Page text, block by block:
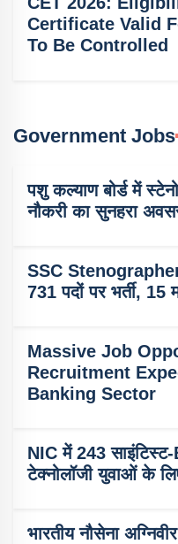
Certificate Valid
To Be Controlled
Government Jobs
पशु कल्याण बोर्ड में
नौकरी का सुनहरा
SSC
731 पदों पर भर्ती, 15
Massive Job
Recruitment
Banking Sector
NIC में 243
टेक्नोलॉजी युवाओं के
भारतीय नौसेना